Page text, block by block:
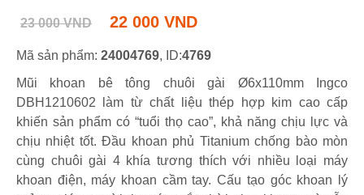
23 000 VND 22 000 VND
Mã sản phẩm: 24004769, ID:4769
Mũi khoan bê tông chuôi gài Ø6x110mm Ingco
DBH1210602 làm từ chất liệu thép hợp kim cao cấp
khiến sản phẩm có “tuổi thọ cao”, khả năng chịu lực và
chịu nhiệt tốt. Đầu khoan phủ Titanium chống bào mòn
cùng chuôi gài 4 khía tương thích với nhiều loại máy
khoan điện, máy khoan cầm tay. Cấu tạo góc khoan lý